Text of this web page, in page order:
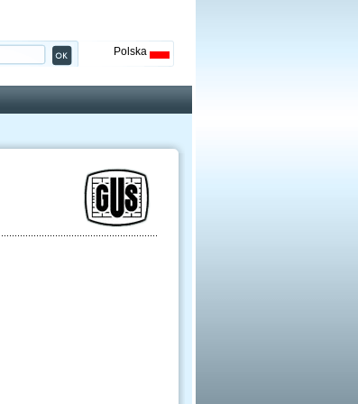
Polska